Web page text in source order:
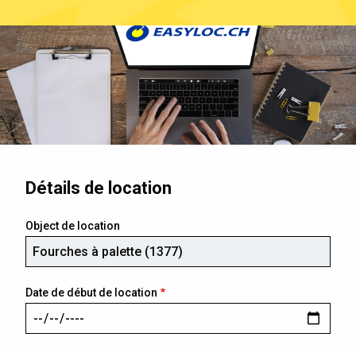
Détails de location
Object de location
Date de début de location